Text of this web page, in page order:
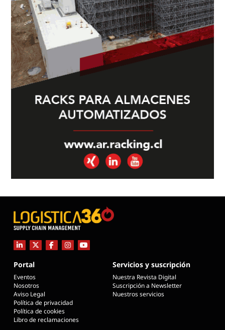
Portal
Eventos
Nosotros
Aviso Legal
Política de privacidad
Política de cookies
Libro de reclamaciones
Servicios y suscripción
Nuestra Revista Digital
Suscripción a Newsletter
Nuestros servicios